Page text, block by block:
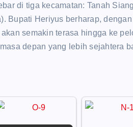
di tiga kecamatan: Tanah
Bupati Heriyus berharap,
semakin terasa hingga ke
depan yang lebih sejahtera